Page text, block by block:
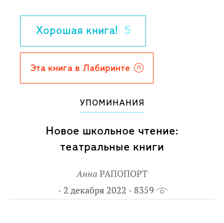
колпачке. По сказочной повести А. Н.
Толстого были сняты фильмы, сделаны
мультфильмы и поставлены пьесы.
Буратино стал одним из самых
известных персонажей детской
Для младшего школьного возраста.
Хорошая книга! 5
Эта книга в Лабиринте
УПОМИНАНИЯ
Новое школьное чтение:
театральные книги
Анна РАПОПОРТ
2 декабря 2022
8359